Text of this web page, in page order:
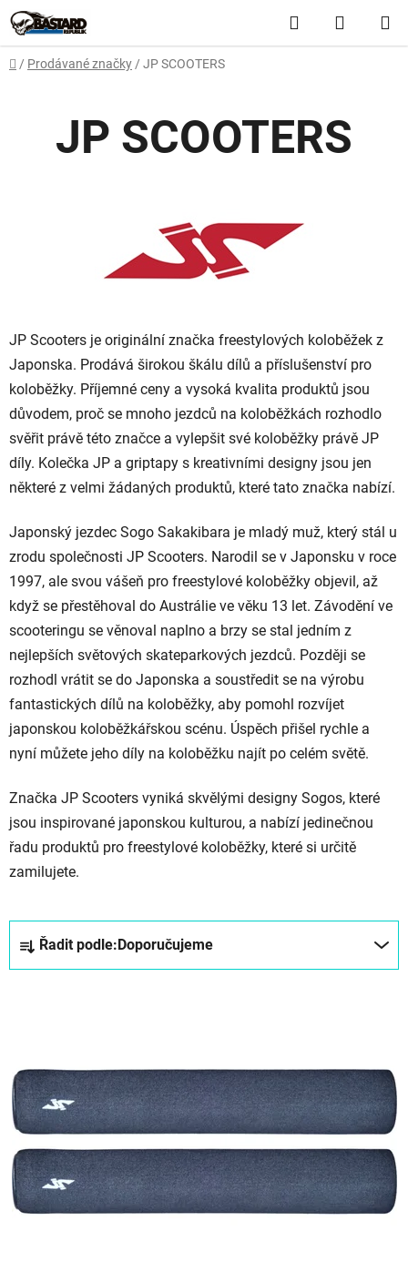
Přejít
na
obsah
Hledat
KOŠÍK
Domů
/ Prodávané značky / JP SCOOTERS
JP SCOOTERS
JP Scooters je originální značka freestylových koloběžek z
Japonska. Prodává širokou škálu dílů a příslušenství pro
koloběžky. Příjemné ceny a vysoká kvalita produktů jsou
důvodem, proč se mnoho jezdců na koloběžkách rozhodlo
svěřit právě této značce a vylepšit své koloběžky právě JP
díly. Kolečka JP a griptapy s kreativními designy jsou jen
některé z velmi žádaných produktů, které tato značka nabízí.
Japonský jezdec Sogo Sakakibara je mladý muž, který stál u
zrodu společnosti JP Scooters. Narodil se v Japonsku v roce
1997, ale svou vášeň pro freestylové koloběžky objevil, až
když se přestěhoval do Austrálie ve věku 13 let. Závodění ve
scooteringu se věnoval naplno a brzy se stal jedním z
nejlepších světových skateparkových jezdců. Později se
rozhodl vrátit se do Japonska a soustředit se na výrobu
fantastických dílů na koloběžky, aby pomohl rozvíjet
japonskou koloběžkářskou scénu. Úspěch přišel rychle a
nyní můžete jeho díly na koloběžku najít po celém světě.
Značka JP Scooters vyniká skvělými designy Sogos, které
jsou inspirované japonskou kulturou, a nabízí jedinečnou
řadu produktů pro freestylové koloběžky, které si určitě
zamilujete.
z
p
r
o
d
u
k
t
Řadit podle:Doporučujeme
s
p
o
d
u